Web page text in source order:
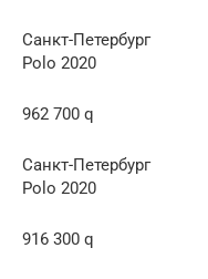
Санкт-Петербург
Polo 2020
962 700 q
Санкт-Петербург
Polo 2020
916 300 q